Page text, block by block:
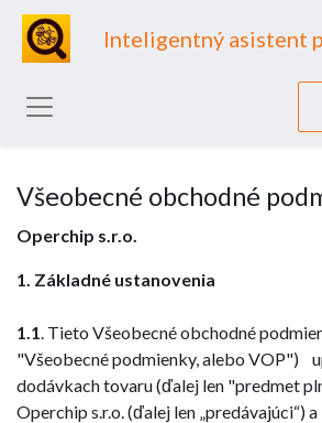
Inteligentný asistent
Všeobecné obchodné
Operchip s.r.o.
1. Základné ustanovenia
1.1. Tieto Všeobecné obchodné
"Všeobecné podmienky, alebo VOP")
dodávkach tovaru (ďalej len "predmet
Operchip s.r.o. (ďalej len „predávajúci“)